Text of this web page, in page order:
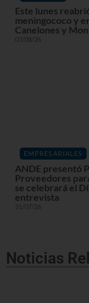
Este lunes
meningococo y
Canelones y
03/08/26
EMPRESARIALES
ANDE presentó
Proveedores
se celebrará el
entrevista
31/07/26
Noticias